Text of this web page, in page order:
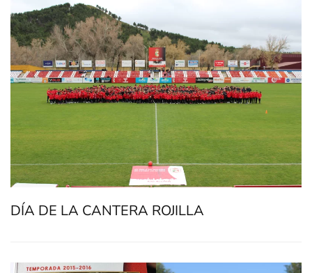
DÍA DE LA CANTERA ROJILLA